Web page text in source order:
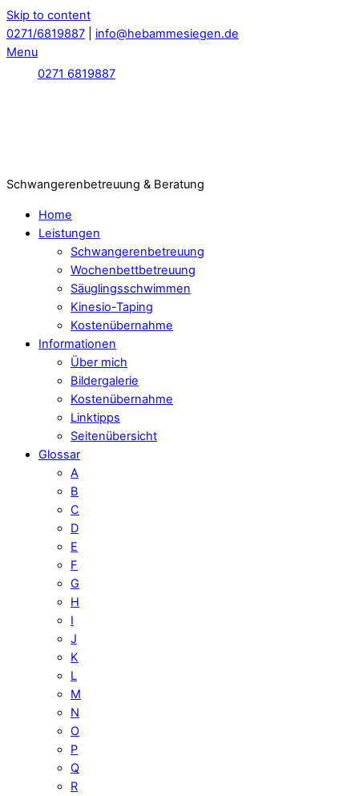
Skip to content
0271/6819887
info@hebammesiegen.de
Menu
0271 6819887
Schwangerenbetreuung & Beratung
Home
Leistungen
Schwangerenbetreuung
Wochenbettbetreuung
Säuglingsschwimmen
Kinesio-Taping
Kostenübernahme
Informationen
Über mich
Bildergalerie
Kostenübernahme
Linktipps
Seitenübersicht
Glossar
A
B
C
D
E
F
G
H
I
J
K
L
M
N
O
P
Q
R